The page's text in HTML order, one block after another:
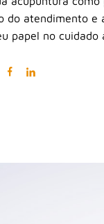
do atendimento e
papel no